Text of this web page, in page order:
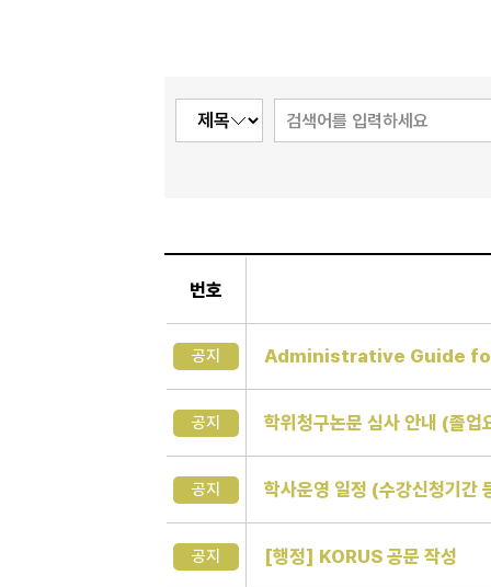
번호
공지 Administrative Guide
공지 학위청구논문 심사 안내 (졸업
공지 학사운영 일정 (수강신청기간
공지 [행정] KORUS 공문 작성